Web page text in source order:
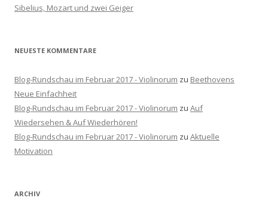
h
Sibelius, Mozart und zwei Geiger
NEUESTE KOMMENTARE
Blog-Rundschau im Februar 2017 - Violinorum zu Beethovens
Neue Einfachheit
Blog-Rundschau im Februar 2017 - Violinorum zu Auf
Wiedersehen & Auf Wiederhören!
Blog-Rundschau im Februar 2017 - Violinorum zu Aktuelle
Motivation
ARCHIV